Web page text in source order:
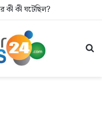
কী কী ঘটেছিল?